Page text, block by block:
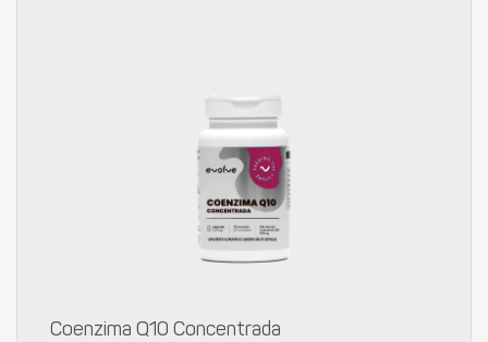
Coenzima Q10 Concentrada